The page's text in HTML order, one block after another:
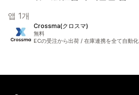
앱 1개
Crossma(クロスマ)
無料
ECの受注から出荷 / 在庫連携を全て自動化